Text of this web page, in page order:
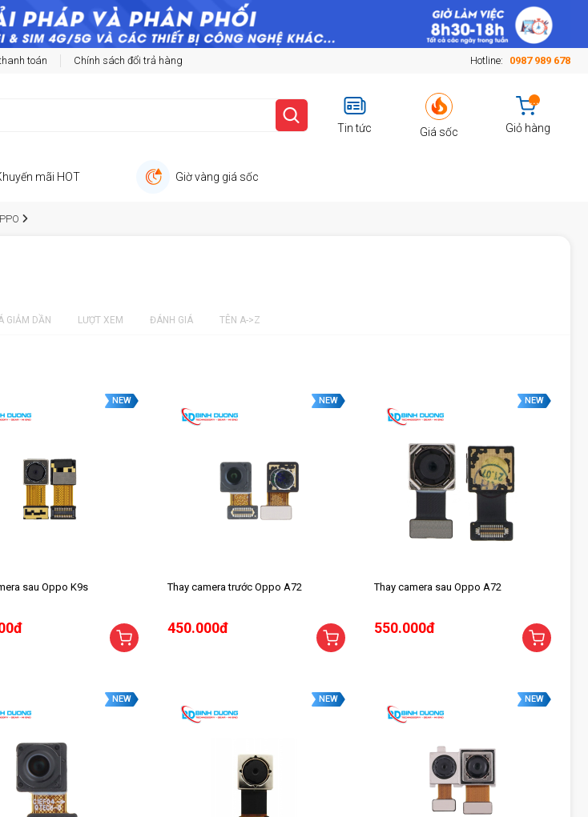
toán Chính sách đổi trả hàng Hotline: 0987 989 678
Tin tức Giá sốc
...
Giỏ hàng
mãi HOT Giờ vàng giá sốc
GIẢM DẦN LƯỢT XEM ĐÁNH GIÁ TÊN A->Z
NEW
sau Oppo K9s
NEW
Thay camera trước Oppo A72
450.000đ
NEW
Thay camera sau Oppo A72
550.000đ
NEW NEW NEW